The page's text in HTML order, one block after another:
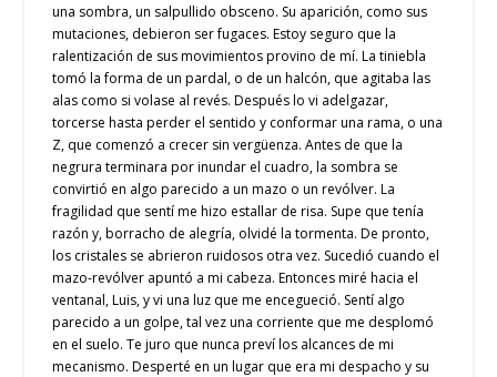
una sombra, un salpullido obsceno. Su aparición, como sus
mutaciones, debieron ser fugaces. Estoy seguro que la
ralentización de sus movimientos provino de mí. La tiniebla
tomó la forma de un pardal, o de un halcón, que agitaba las
alas como si volase al revés. Después lo vi adelgazar,
torcerse hasta perder el sentido y conformar una rama, o una
Z, que comenzó a crecer sin vergüenza. Antes de que la
negrura terminara por inundar el cuadro, la sombra se
convirtió en algo parecido a un mazo o un revólver. La
fragilidad que sentí me hizo estallar de risa. Supe que tenía
razón y, borracho de alegría, olvidé la tormenta. De pronto,
los cristales se abrieron ruidosos otra vez. Sucedió cuando el
mazo-revólver apuntó a mi cabeza. Entonces miré hacia el
ventanal, Luis, y vi una luz que me encegueció. Sentí algo
parecido a un golpe, tal vez una corriente que me desplomó
en el suelo. Te juro que nunca preví los alcances de mi
mecanismo. Desperté en un lugar que era mi despacho y su